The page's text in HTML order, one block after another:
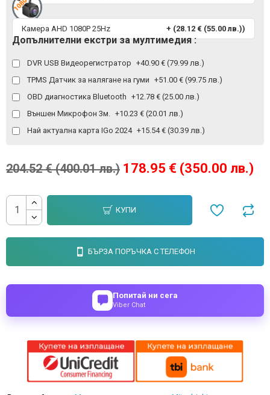
178.95 € (350.00 лв.)
204.52 € (400.01 лв.)
Камера AHD 1080P 25Hz + (28.12 € (55.00 лв.))
Допълнителни екстри за мултимедия :
DVR USB Видеорегистратор +40.90 € (79.99 лв.)
TPMS Датчик за налягане на гуми +51.00 € (99.75 лв.)
OBD диагностика Bluetooth +12.78 € (25.00 лв.)
Външен Микрофон 3м.
+10.23 € (20.01 лв.)
Най актуална карта IGo 2024 +15.54 € (30.39 лв.)
КУПИ
БЪРЗА ПОРЪЧКА С ТЕЛЕФОН
Попитай ни сега
Viber Chat